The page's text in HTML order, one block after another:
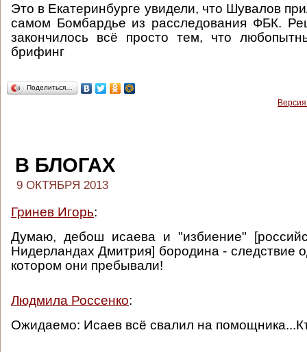
Это в Екатеринбурге увидели, что Шувалов
самом Бомбардье из расследования ФБК.
закончилось всё просто тем, что
брифинг
Поделиться…
В БЛОГАХ
9 ОКТЯБРЯ 2013
Гринев Игорь:
Думаю, дебош исаева и "избиение"
Нидерландах Дмитрия] бородина - следствие
котором они пребывали!
Людмила Россенко:
Ожидаемо: Исаев всё свалил на